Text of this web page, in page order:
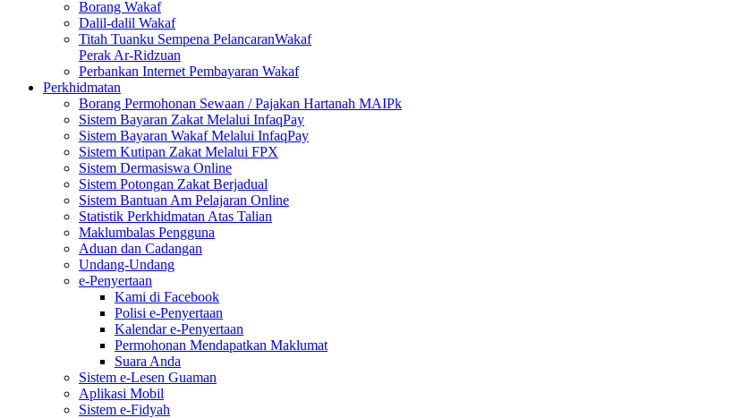
Borang Wakaf
Dalil-dalil Wakaf
Titah Tuanku Sempena PelancaranWakaf
Perak Ar-Ridzuan
Perbankan Internet Pembayaran Wakaf
Perkhidmatan
Borang Permohonan Sewaan / Pajakan Hartanah MAIPk
Sistem Bayaran Zakat Melalui InfaqPay
Sistem Bayaran Wakaf Melalui InfaqPay
Sistem Kutipan Zakat Melalui FPX
Sistem Dermasiswa Online
Sistem Potongan Zakat Berjadual
Sistem Bantuan Am Pelajaran Online
Statistik Perkhidmatan Atas Talian
Maklumbalas Pengguna
Aduan dan Cadangan
Undang-Undang
e-Penyertaan
Kami di Facebook
Polisi e-Penyertaan
Kalendar e-Penyertaan
Permohonan Mendapatkan Maklumat
Suara Anda
Sistem e-Lesen Guaman
Aplikasi Mobil
Sistem e-Fidyah